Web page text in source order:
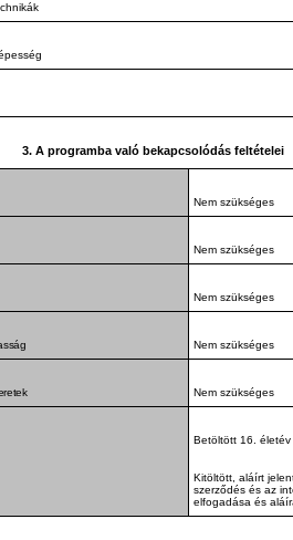
3. A programba való bekapcsolódás feltételei
Nem szükséges
Nem szükséges
Nem szükséges
Nem szükséges
Nem szükséges
Betöltött 16. életév
Kitöltött, aláírt
szerződés és az
elfogadása és